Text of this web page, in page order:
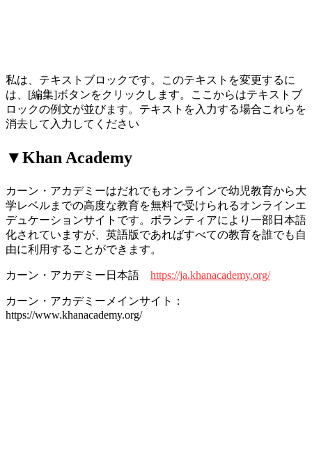
私は、テキストブロックです。このテキストを変更するに
は、[編集]ボタンをクリックします。ここからはテキストブ
ロックの例文が並びます。テキストを入力する場合これらを
消去して入力してください
▼Khan Academy
カーン・アカデミーはだれでもオンラインで幼児教育から大
学レベルまでの高度な教育を無料で受けられるオンラインエ
デュケーションサイトです。ボランティアにより一部日本語
化されていますが、英語版であればすべての教育を誰でも自
由に利用することができます。
カーン・アカデミー日本語 https://ja.khanacademy.org/
カーン・アカデミーメインサイト：
https://www.khanacademy.org/